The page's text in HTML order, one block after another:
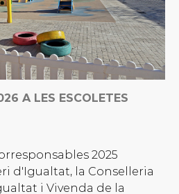
A LES ESCOLETES
2025
d'Igualtat, la Conselleria
i Vivenda de la